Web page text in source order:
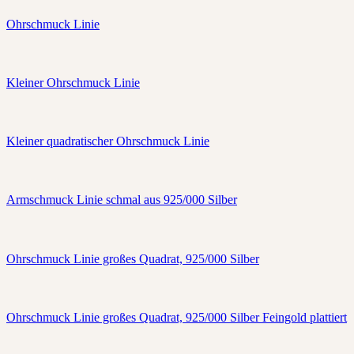
Ohrschmuck Linie
Kleiner Ohrschmuck Linie
Kleiner quadratischer Ohrschmuck Linie
Armschmuck Linie schmal aus 925/000 Silber
Ohrschmuck Linie großes Quadrat, 925/000 Silber
Ohrschmuck Linie großes Quadrat, 925/000 Silber Feingold plattiert